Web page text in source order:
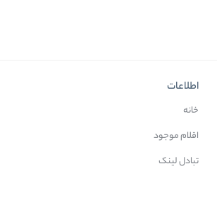
اطلاعات
خانه
اقلام موجود
تبادل لینک